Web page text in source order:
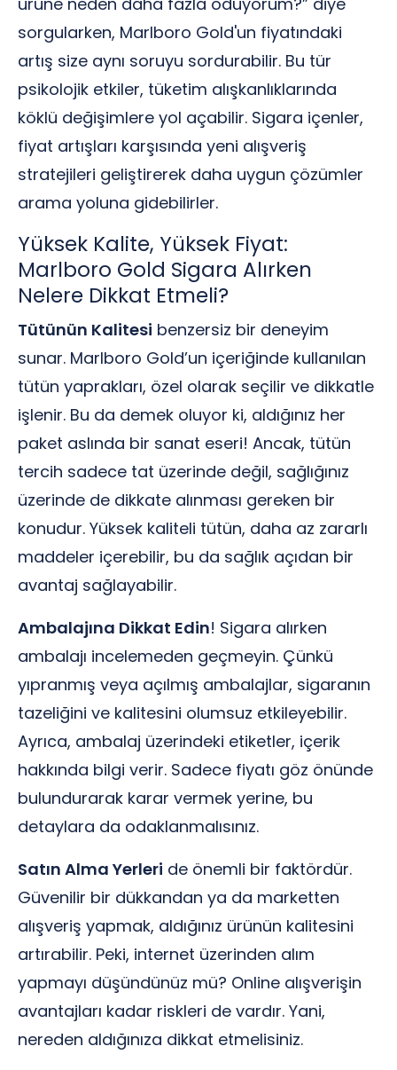
sorgularken, Marlboro Gold'un fiyatındaki
artış size aynı soruyu sordurabilir. Bu tür
psikolojik etkiler, tüketim alışkanlıklarında
köklü değişimlere yol açabilir. Sigara içenler,
fiyat artışları karşısında yeni alışveriş
stratejileri geliştirerek daha uygun çözümler
arama yoluna gidebilirler.
Yüksek Kalite, Yüksek Fiyat:
Marlboro Gold Sigara Alırken
Nelere Dikkat Etmeli?
Tütünün Kalitesi benzersiz bir deneyim
sunar. Marlboro Gold’un içeriğinde kullanılan
tütün yaprakları, özel olarak seçilir ve dikkatle
işlenir. Bu da demek oluyor ki, aldığınız her
paket aslında bir sanat eseri! Ancak, tütün
tercih sadece tat üzerinde değil, sağlığınız
üzerinde de dikkate alınması gereken bir
konudur. Yüksek kaliteli tütün, daha az zararlı
maddeler içerebilir, bu da sağlık açıdan bir
avantaj sağlayabilir.
Ambalajına Dikkat Edin! Sigara alırken
ambalajı incelemeden geçmeyin. Çünkü
yıpranmış veya açılmış ambalajlar, sigaranın
tazeliğini ve kalitesini olumsuz etkileyebilir.
Ayrıca, ambalaj üzerindeki etiketler, içerik
hakkında bilgi verir. Sadece fiyatı göz önünde
bulundurarak karar vermek yerine, bu
detaylara da odaklanmalısınız.
Satın Alma Yerleri de önemli bir faktördür.
Güvenilir bir dükkandan ya da marketten
alışveriş yapmak, aldığınız ürünün kalitesini
artırabilir. Peki, internet üzerinden alım
yapmayı düşündünüz mü? Online alışverişin
avantajları kadar riskleri de vardır. Yani,
nereden aldığınıza dikkat etmelisiniz.